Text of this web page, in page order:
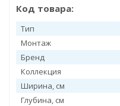
Код товара:
Тип
Монтаж
Бренд
Коллекция
Ширина, см
Глубина, см